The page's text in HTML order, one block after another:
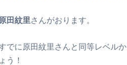
原田紋里さんがおります。
でに原田紋里さんと同等レベル
う！